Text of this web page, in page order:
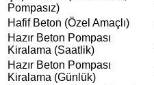
Pompasız)
Hafif Beton (Özel Amaçlı)
Hazır Beton Pompası
Kiralama (Saatlik)
Hazır Beton Pompası
Kiralama (Günlük)